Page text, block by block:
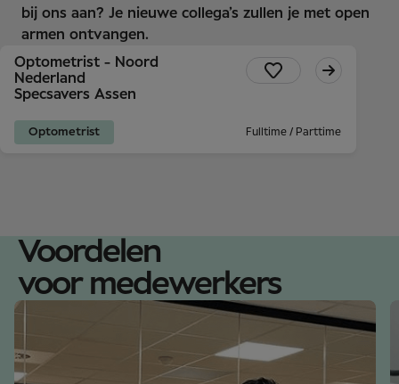
bij ons aan? Je nieuwe collega’s zullen je met open
armen ontvangen.
Optometrist - Noord
Nederland
Specsavers Assen
Fulltime / Parttime
Optometrist
Voordelen
voor medewerkers